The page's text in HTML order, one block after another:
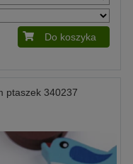
Do koszyka
ptaszek 340237